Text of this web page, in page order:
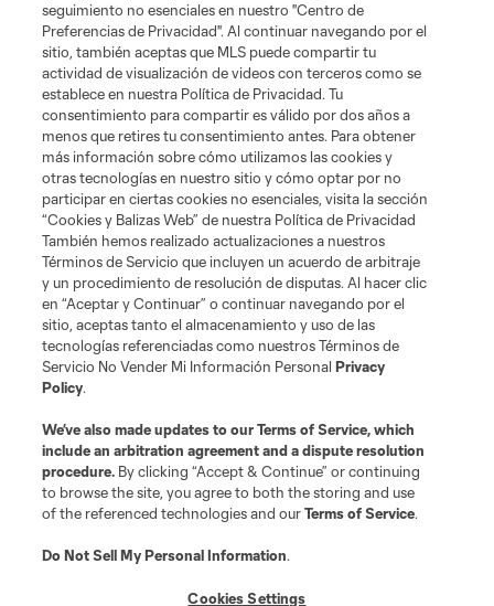
Acerca de MLS
Social
Tienda
Club Sites
Términos de servicio Política de privacidad
No vender mi información
Cookies Settings
©2026 MLS. El nombre y escudo de la Major League Soccer y MLS son
marcas registradas de League Soccer, L.L.C. (“MLS”). Los nombres y logos
de los equipos de la MLS están registrados y son marcas bajo ley común
desautorizado está prohibido.
seguimiento no esenciales en nuestro "Centro de
Preferencias de Privacidad". Al continuar navegando por el
sitio, también aceptas que MLS puede compartir tu
actividad de visualización de videos con terceros como se
establece en nuestra Política de Privacidad. Tu
consentimiento para compartir es válido por dos años a
menos que retires tu consentimiento antes. Para obtener
más información sobre cómo utilizamos las cookies y
otras tecnologías en nuestro sitio y cómo optar por no
participar en ciertas cookies no esenciales, visita la sección
“Cookies y Balizas Web” de nuestra Política de Privacidad
También hemos realizado actualizaciones a nuestros
Términos de Servicio que incluyen un acuerdo de arbitraje
y un procedimiento de resolución de disputas. Al hacer clic
en “Aceptar y Continuar” o continuar navegando por el
sitio, aceptas tanto el almacenamiento y uso de las
tecnologías referenciadas como nuestros Términos de
Servicio No Vender Mi Información PersonalPrivacy
Policy.
We’ve also made updates to ourTerms of Service, which
include an arbitration agreement and a dispute resolution
procedure. By clicking “Accept & Continue” or continuing
to browse the site, you agree to both the storing and use
of the referenced technologies and ourTerms of Service.
Do Not Sell My Personal Information.
Cookies Settings